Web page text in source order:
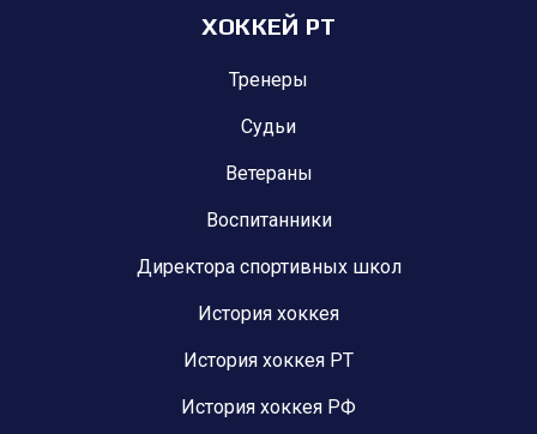
ХОККЕЙ РТ
Тренеры
Судьи
Ветераны
Воспитанники
Директора спортивных школ
История хоккея
История хоккея РТ
История хоккея РФ